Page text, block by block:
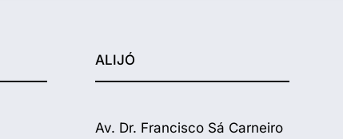
ALIJÓ
Av. Dr. Francisco Sá Carneiro